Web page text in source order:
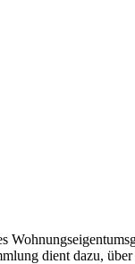
dient dazu,